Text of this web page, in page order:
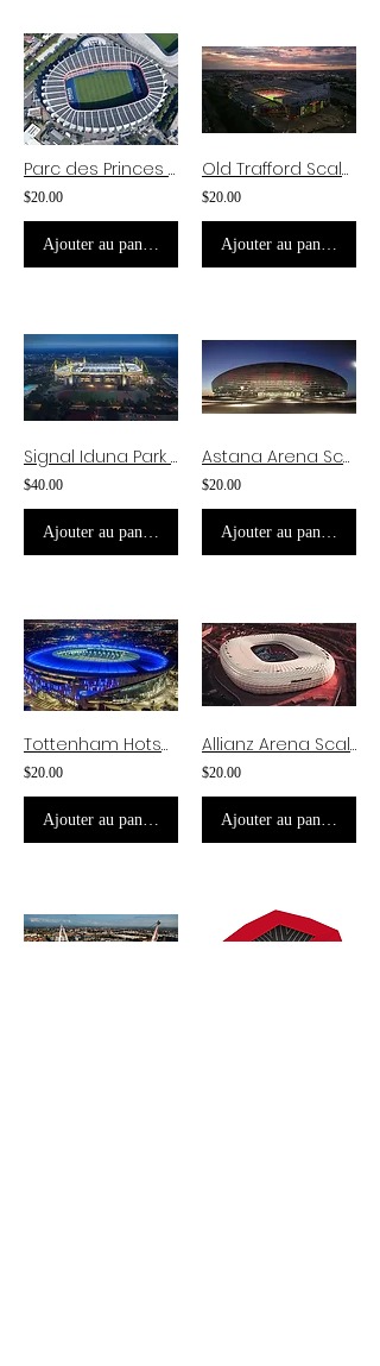
Parc des Princes Scale Model
$20.00
Ajouter au panier
Old Trafford Scale Model
$20.00
Ajouter au panier
Signal Iduna Park Scale Model
$40.00
Ajouter au panier
Astana Arena Scale Model
$20.00
Ajouter au panier
Tottenham Hotspur Stadium Scale Model
$20.00
Ajouter au panier
Allianz Arena Scale Model
$20.00
Ajouter au panier